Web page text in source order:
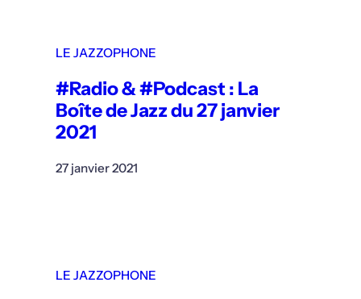
LE JAZZOPHONE
#Radio & #Podcast : La
Boîte de Jazz du 27 janvier
2021
27 janvier 2021
LE JAZZOPHONE